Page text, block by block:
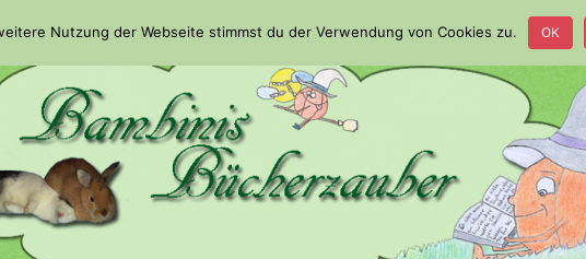
Nutzung der Webseite stimmst du der Verwendung von Cookies zu. OK